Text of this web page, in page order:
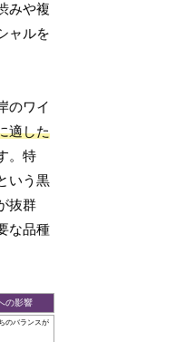
みや複
ャルを
のワイ
適した
。特
いう黒
抜群
な品種
の影響
のバランスが